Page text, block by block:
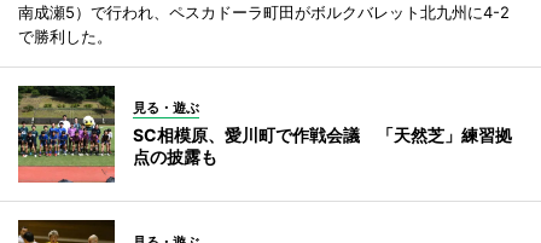
南成瀬5）で行われ、ペスカドーラ町田がボルクバレット北九州に4-2
で勝利した。
見る・遊ぶ
SC相模原、愛川町で作戦会議 「天然芝」練習拠
点の披露も